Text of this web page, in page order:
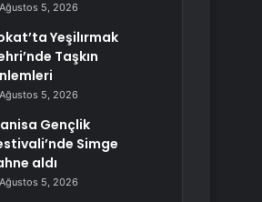
Ağustos 5, 2026
Yeşilırmak
Taşkın
Ağustos 5, 2026
Gençlik
Simge
aldı
Ağustos 5, 2026